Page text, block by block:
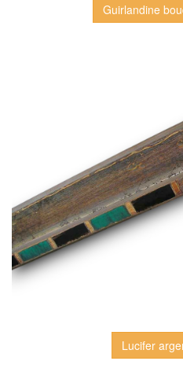
Guirlandine
Lucifer